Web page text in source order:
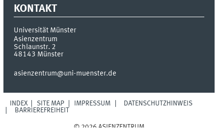
KONTAKT
Universität Münster
Asienzentrum
Schlaunstr. 2
48143 Münster
asienzentrum@uni-muenster.de
INDEX SITE MAP IMPRESSUM
DATENSCHUTZHINWEIS
BARRIEREFREIHEIT
© 2026 ASIENZENTRUM